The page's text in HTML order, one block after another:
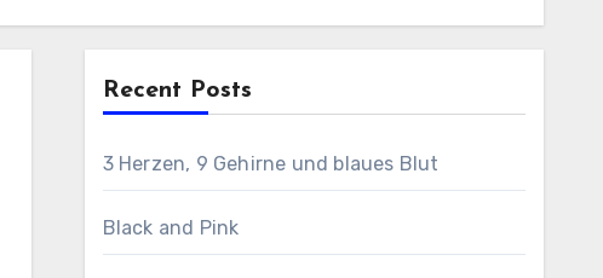
Recent Posts
3 Herzen, 9 Gehirne und blaues Blut
Black and Pink